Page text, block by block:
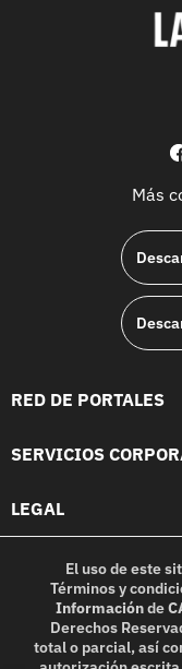
Más
RED DE PORTALES
SERVICIOS
LEGAL
El uso de este
Términos y
Informaciónde
Derechos
total o parcial, así